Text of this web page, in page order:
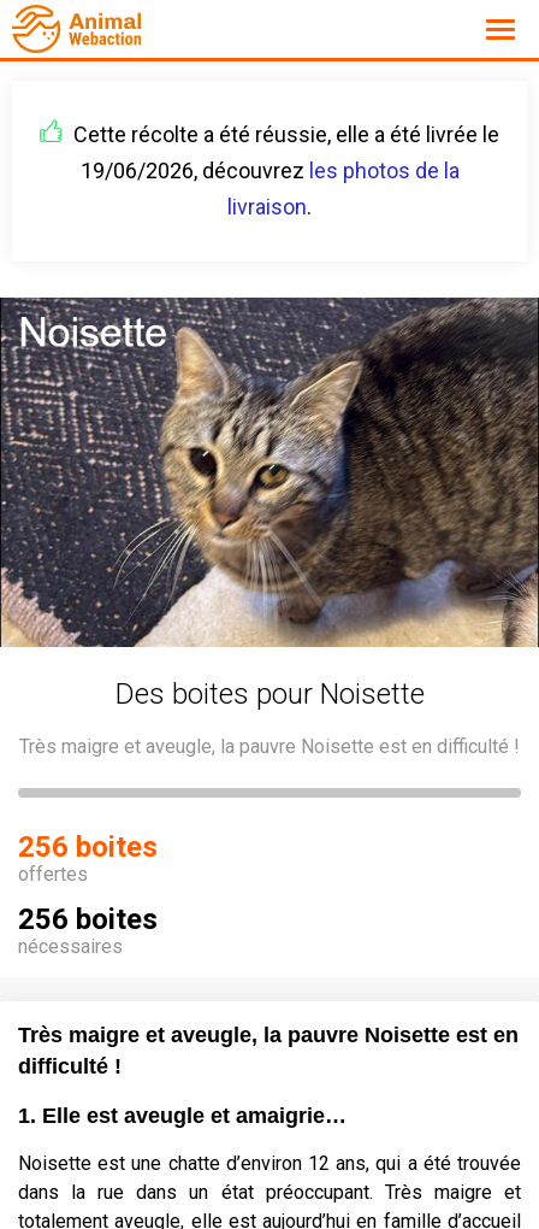
Cette récolte a été réussie, elle a été livrée le
19/06/2026, découvrez les photos de la
livraison.
Des boites pour Noisette
Très maigre et aveugle, la pauvre Noisette est en difficulté !
256 boites
offertes
256 boites
nécessaires
Très maigre et aveugle, la pauvre Noisette est en
difficulté !
1. Elle est aveugle et amaigrie…
Noisette est une chatte d’environ 12 ans, qui a été trouvée
dans la rue dans un état préoccupant. Très maigre et
totalement aveugle, elle est aujourd’hui en famille d’accueil